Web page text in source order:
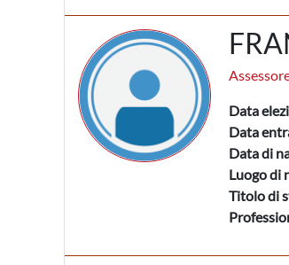
Data
Data
Data di
Luogo di
Titolo di